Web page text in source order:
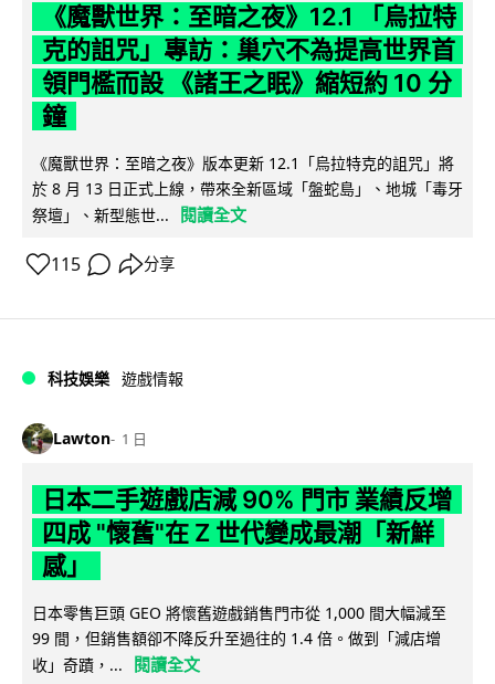
《魔獸世界：至暗之夜》12.1 「烏拉特
克的詛咒」專訪：巢穴不為提高世界首
領門檻而設 《諸王之眠》縮短約 10 分
鐘
《魔獸世界：至暗之夜》版本更新 12.1「烏拉特克的詛咒」將
於 8 月 13 日正式上線，帶來全新區域「盤蛇島」、地城「毒牙
祭壇」、新型態世...
閱讀全文
115 分享
科技娛樂 遊戲情報
Lawton 1 日
日本二手遊戲店減 90% 門市 業績反增
四成 "懷舊"在 Z 世代變成最潮「新鮮
感」
日本零售巨頭 GEO 將懷舊遊戲銷售門市從 1,000 間大幅減至
99 間，但銷售額卻不降反升至過往的 1.4 倍。做到「減店增
收」奇蹟，...
閱讀全文